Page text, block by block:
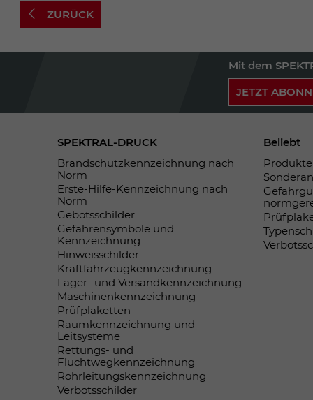
ZURÜCK
Mit dem
JETZT
SPEKTRAL-DRUCK
Brandschutzkennzeichnung nach
Norm
Erste-Hilfe-Kennzeichnung nach
Norm
Gebotsschilder
Gefahrensymbole und
Kennzeichnung
Hinweisschilder
Kraftfahrzeugkennzeichnung
Lager- und Versandkennzeichnung
Maschinenkennzeichnung
Prüfplaketten
Raumkennzeichnung und
Leitsysteme
Rettungs- und
Fluchtwegkennzeichnung
Rohrleitungskennzeichnung
Verbotsschilder
Beliebt